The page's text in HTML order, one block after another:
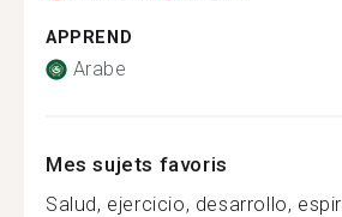
APPREND
Arabe
Mes sujets favoris
Salud, ejercicio, desarrollo,